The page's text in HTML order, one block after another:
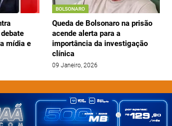
mídia e
BOLSONARO
Queda de Bolsonaro na prisão
acende alerta para a
importância da investigação
clínica
09 Janeiro, 2026